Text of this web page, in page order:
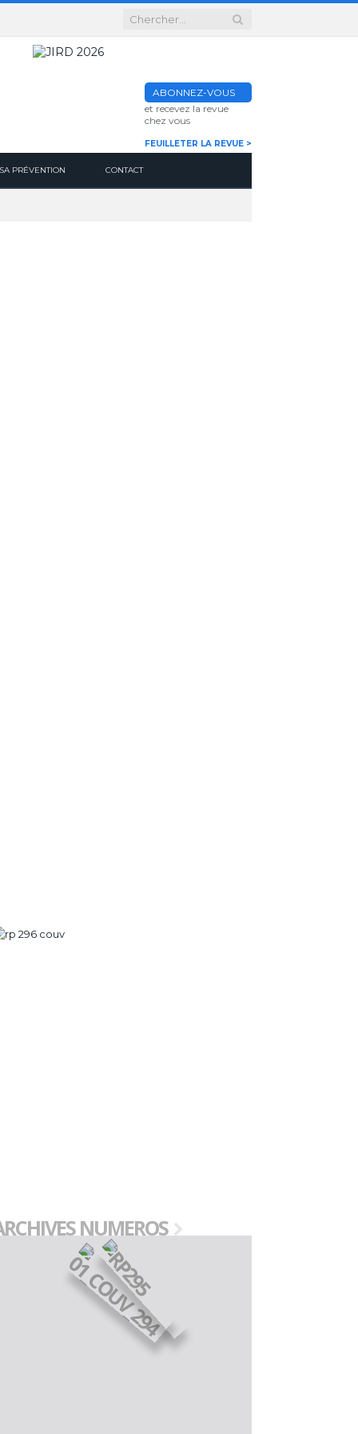
ABONNEZ-VOUS
et recevez la revue
chez vous
FEUILLETER LA REVUE >
PRÉVENTION CONTACT
NUMEROS